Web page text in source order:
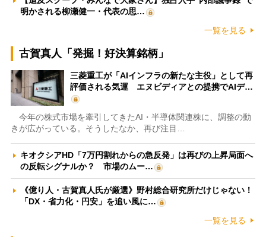
明かされる柳瀬健一・代表の思…
一覧を見る
古賀真人「発掘！好決算銘柄」
三菱重工が「AIインフラの新たな主役」として再
評価される気運 エヌビディアとの提携でAIデ…
今年の株式市場を牽引してきたAI・半導体関連株に、調整の動
きが広がっている。そうしたなか、再び注目…
キオクシアHD「7万円割れからの急反発」は再びの上昇局面へ
の反転シグナルか？ 市場のムー…
《億り人・古賀真人氏が厳選》野村総合研究所だけじゃない！
「DX・省力化・円安」を追い風に…
一覧を見る